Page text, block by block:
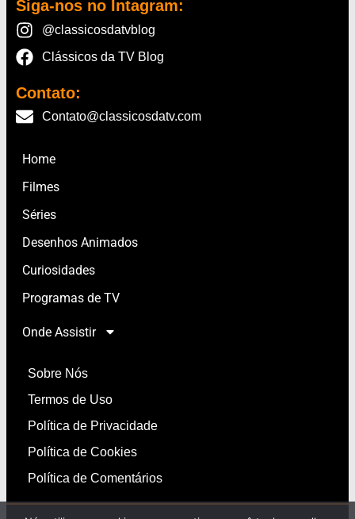
Siga-nos no Intagram:
@classicosdatvblog
Clássicos da TV Blog
Contato:
Contato@classicosdatv.com
Home
Filmes
Séries
Desenhos Animados
Curiosidades
Programas de TV
Onde Assistir
Sobre Nós
Termos de Uso
Política de Privacidade
Política de Cookies
Política de Comentários